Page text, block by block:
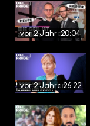
vor 2 Jahren20:04
vor 2 Jahren26:22